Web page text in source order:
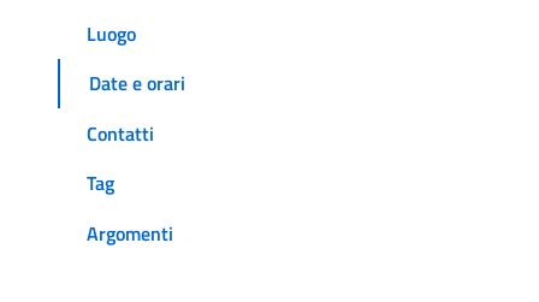
Luogo
Date e orari
Contatti
Tag
Argomenti